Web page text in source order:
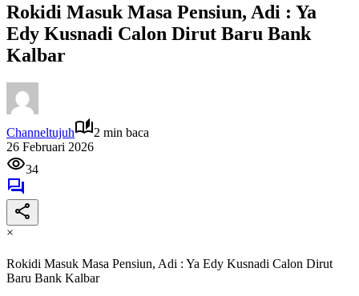
Rokidi Masuk Masa Pensiun, Adi : Ya
Edy Kusnadi Calon Dirut Baru Bank
Kalbar
Channeltujuh
2 min baca
26 Februari 2026
34
×
Rokidi Masuk Masa Pensiun, Adi : Ya Edy Kusnadi Calon Dirut
Baru Bank Kalbar